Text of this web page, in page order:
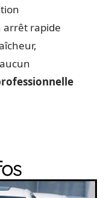
arrêt rapide